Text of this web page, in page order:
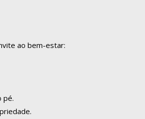
ao bem-estar:
pé.